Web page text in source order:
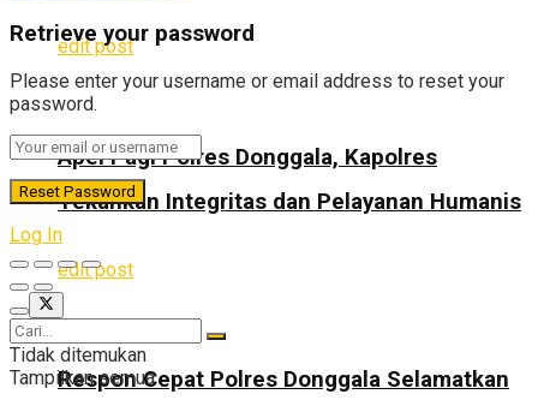
edit post
Apel Pagi Polres Donggala, Kapolres
Tekankan Integritas dan Pelayanan Humanis
edit post
Respon Cepat Polres Donggala Selamatkan
Retrieve your password
Please enter your username or email address to reset your
password.
Log In
Tidak ditemukan
Tampilkan semua